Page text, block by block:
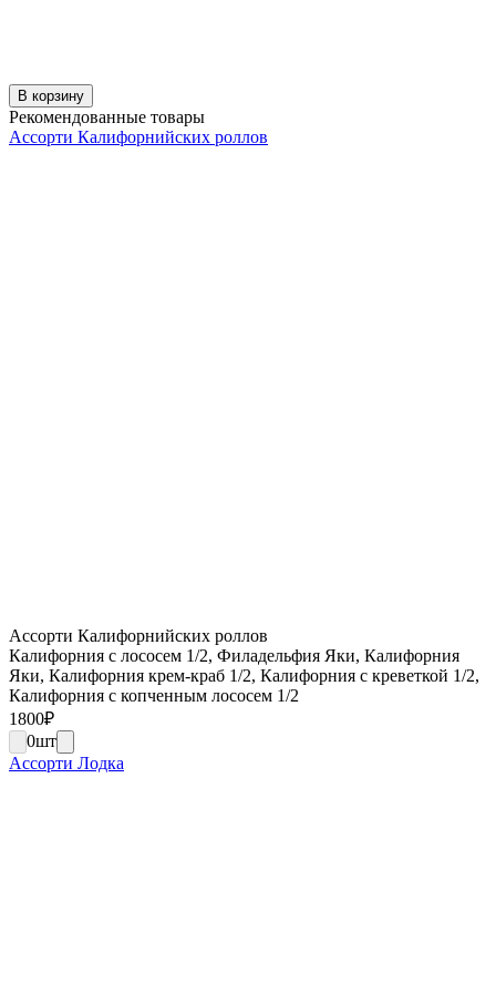
В корзину
Рекомендованные товары
Ассорти Калифорнийских роллов
Ассорти Калифорнийских роллов
Калифорния с лососем 1/2, Филадельфия Яки, Калифорния
Яки, Калифорния крем-краб 1/2, Калифорния с креветкой 1/2,
Калифорния с копченным лососем 1/2
1800₽
0шт
Ассорти Лодка